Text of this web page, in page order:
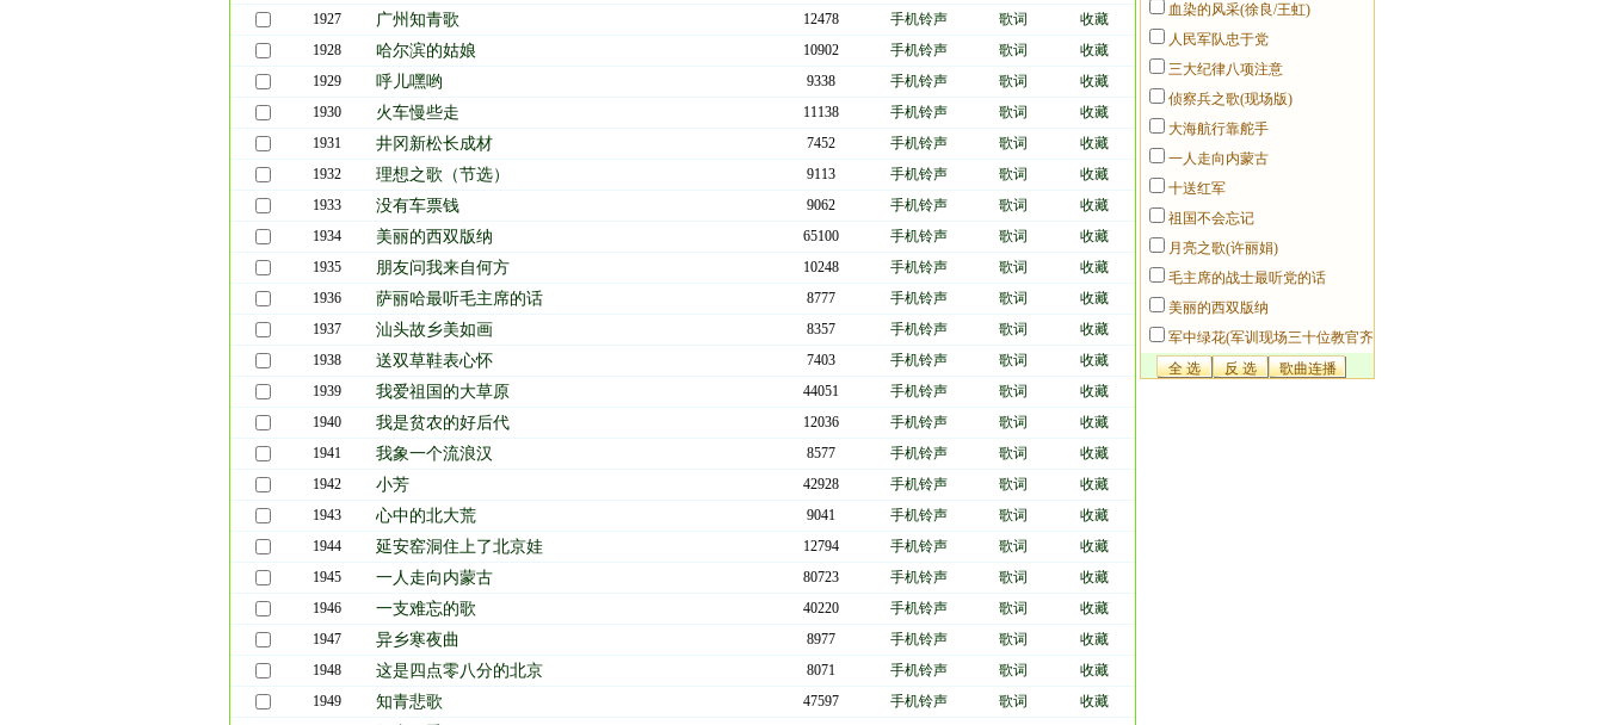
如此这般，在保留了历史和环境的复杂性的前提下，一盒包含着一代人的青春热血与灵魂之声的专辑出炉了。它所呈现和带给我们的已远远超
出了一盘专辑的范畴。
勾通就是爱
录制《爸爸的村庄》的点滴感想
制作人：吴颂今
前段时间，南方有许多旅行社，纷纷搞起了知青故地重游，其中有一项优惠：可以带自己的子女一起去，看看父辈当年劳作生息，插种理想的
我听说后不竟抚拿叫好，这件事我们早就应该做了，就象一句广告词说的，"勾通就是爱"，如果多一点两代人的交流勾通，又哪里会有那
么多"代沟"呢？激动之余，一个想法蛰了我一下，作为老三届一员。作为一个音乐制作人，我是否也应该为中国千百万知青他们的后代做点什
么呢？
于是，我开始用音乐做一件事我早就该做的事，经过几个不眠之夜，一首《爸爸的村庄》伴着久未流过的泪水完成了。
这首歌的原曲是《沈阳啊我的故乡》，有点东北朝鲜族小调的味道。30年前这首歌就像《南京知青之歌》一样，抒发了沈阳知青离远家乡后对
老家沈阳的思念之情，许多北方知青们大多会哼。我新填的词，力图站在知青下一代的角度，表现一种对父辈往昔岁月的探寻。在录音棚录这
首歌时，两位歌手--也就是两位知青的儿女--小曾和周亮，用他们质朴的感情，干净的声音把歌唱得很感人，也许是太投入了，他们自己也被感
看……"，平时憨憨的小曾这时却反应很快，也立马接上："真想亲口尝尝爸爸当年吃过的窝窝头，糠菜团…;--我听了又高兴又感动，就这么简
简单单几句，效果却相当好。
1927
广州知青歌 12478 手机铃声 歌词
收藏
1928
哈尔滨的姑娘 10902 手机铃声 歌词
收藏
1929
呼儿嘿哟 9338 手机铃声 歌词
收藏
1930
火车慢些走 11138 手机铃声 歌词
收藏
1931
井冈新松长成材 7452 手机铃声 歌词
收藏
1932
理想之歌（节选） 9113 手机铃声 歌词
收藏
1933
没有车票钱 9062 手机铃声 歌词
收藏
1934
美丽的西双版纳 65100 手机铃声 歌词
收藏
1935
朋友问我来自何方 10248 手机铃声 歌词
收藏
1936
萨丽哈最听毛主席的话 8777 手机铃声 歌词
收藏
1937
汕头故乡美如画 8357 手机铃声 歌词
收藏
1938
送双草鞋表心怀 7403 手机铃声 歌词
收藏
1939
我爱祖国的大草原 44051 手机铃声 歌词
收藏
1940
我是贫农的好后代 12036 手机铃声 歌词
收藏
1941
我象一个流浪汉 8577 手机铃声 歌词
收藏
1942
小芳 42928 手机铃声 歌词
收藏
1943
心中的北大荒 9041 手机铃声 歌词
收藏
1944
延安窑洞住上了北京娃 12794 手机铃声 歌词
收藏
1945
一人走向内蒙古 80723 手机铃声 歌词
收藏
1946
一支难忘的歌 40220 手机铃声 歌词
收藏
1947
异乡寒夜曲 8977 手机铃声 歌词
收藏
1948
这是四点零八分的北京 8071 手机铃声 歌词
收藏
1949
知青悲歌 47597 手机铃声 歌词
收藏
血染的风采(徐良/王虹)
人民军队忠于党
三大纪律八项注意
侦察兵之歌(现场版)
大海航行靠舵手
一人走向内蒙古
十送红军
祖国不会忘记
月亮之歌(许丽娟)
毛主席的战士最听党的话
美丽的西双版纳
军中绿花(军训现场三十位教官齐
唱版)(本站录音)